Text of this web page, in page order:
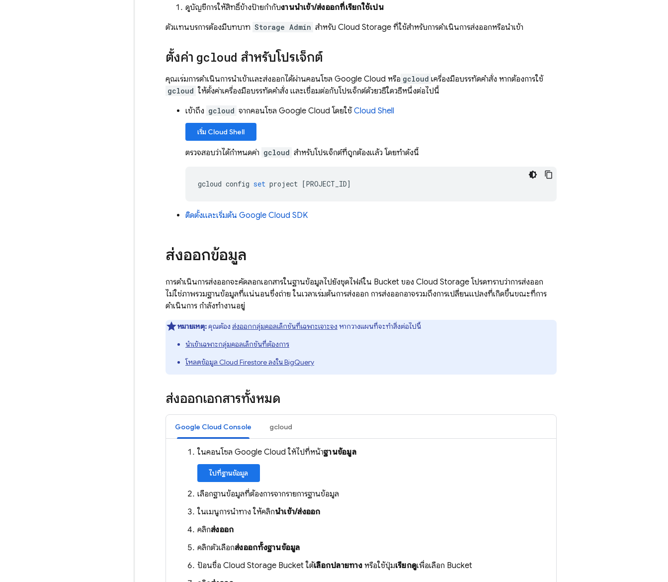
ดูบัญชีการให้สิทธิ์ข้างป้ายกำกับงานนำเข้า/ส่งออกที่เรียกใช้เป็น
ตัวแทนบริการต้องมีบทบาท Storage Admin สำหรับ Cloud Storage ที่ใช้สำหรับการดำเนินการส่งออกหรือนำเข้า
ตั้งค่า gcloud สำหรับโปรเจ็กต์
คุณเริ่มการดำเนินการนำเข้าและส่งออกได้ผ่านคอนโซล Google Cloud หรือ gcloud เครื่องมือบรรทัดคำสั่ง หากต้องการใช้
gcloud ให้ตั้งค่าเครื่องมือบรรทัดคำสั่ง และเชื่อมต่อกับโปรเจ็กต์ด้วยวิธีใดวิธีหนึ่งต่อไปนี้
เข้าถึง gcloud จากคอนโซล Google Cloud โดยใช้ Cloud Shell
เริ่ม Cloud Shell
ตรวจสอบว่าได้กำหนดค่า gcloud สำหรับโปรเจ็กต์ที่ถูกต้องแล้ว โดยทำดังนี้
gcloud config set project [PROJECT_ID]
ติดตั้งและเริ่มต้น Google Cloud SDK
ส่งออกข้อมูล
การดำเนินการส่งออกจะคัดลอกเอกสารในฐานข้อมูลไปยังชุดไฟล์ใน Bucket ของ Cloud Storage โปรดทราบว่าการส่งออก
ไม่ใช่ภาพรวมฐานข้อมูลที่แน่นอนซึ่งถ่าย ในเวลาเริ่มต้นการส่งออก การส่งออกอาจรวมถึงการเปลี่ยนแปลงที่เกิดขึ้นขณะที่การ
ดำเนินการ กำลังทำงานอยู่
หมายเหตุ:คุณต้อง ส่งออกกลุ่มคอลเล็กชันที่เฉพาะเจาะจง หากวางแผนที่จะทำสิ่งต่อไปนี้
นำเข้าเฉพาะกลุ่มคอลเล็กชันที่ต้องการ
โหลดข้อมูล Cloud FirestoreลงในBigQuery
ส่งออกเอกสารทั้งหมด
Google Cloud Console gcloud
ในคอนโซล Google Cloud ให้ไปที่หน้าฐานข้อมูล
ไปที่ฐานข้อมูล
เลือกฐานข้อมูลที่ต้องการจากรายการฐานข้อมูล
ในเมนูการนำทาง ให้คลิกนำเข้า/ส่งออก
คลิกส่งออก
คลิกตัวเลือกส่งออกทั้งฐานข้อมูล
ป้อนชื่อ Cloud Storage Bucket ใต้เลือกปลายทางหรือใช้ปุ่มเรียกดูเพื่อเลือก Bucket